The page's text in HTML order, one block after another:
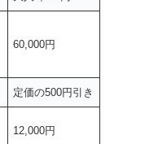
60,000円
定価の500円引き
12,000円